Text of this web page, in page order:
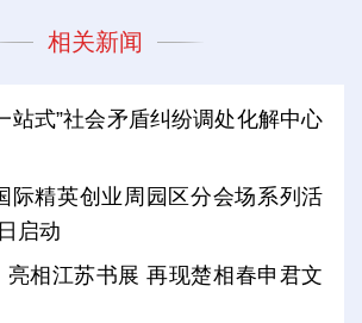
相关新闻
站式”社会矛盾纠纷调处化解中心
际精英创业周园区分会场系列活
启动
亮相江苏书展 再现楚相春申君文